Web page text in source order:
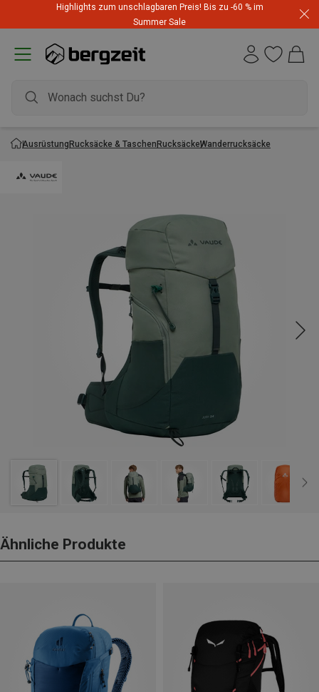
Highlights zum unschlagbaren Preis! Bis zu -60 % im
Summer Sale
AusrüstungRucksäcke & TaschenRucksäckeWanderrucksäcke
Ähnliche Produkte